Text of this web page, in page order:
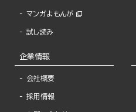
マンガよもんが
試し読み
企業情報
会社概要
採用情報